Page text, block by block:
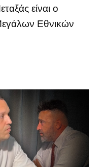
είναι ο
Εθνικών